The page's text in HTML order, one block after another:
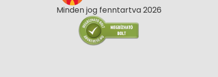
Minden jog fenntartva 2026